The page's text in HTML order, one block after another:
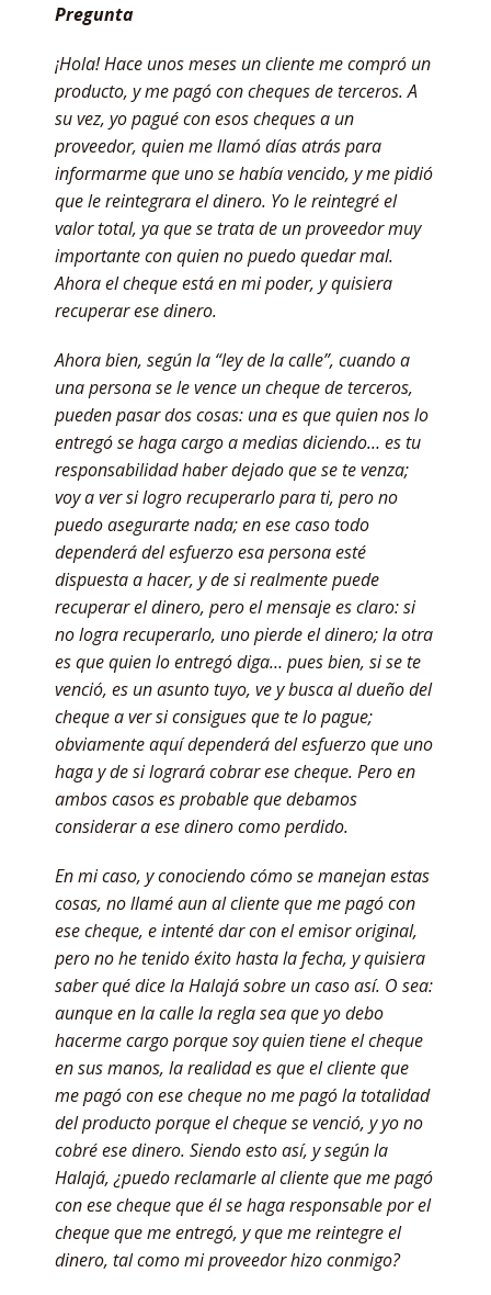
Pregunta
¡Hola! Hace unos meses un cliente me compró un
producto, y me pagó con cheques de terceros. A
su vez, yo pagué con esos cheques a un
proveedor, quien me llamó días atrás para
informarme que uno se había vencido, y me pidió
que le reintegrara el dinero. Yo le reintegré el
valor total, ya que se trata de un proveedor muy
importante con quien no puedo quedar mal.
Ahora el cheque está en mi poder, y quisiera
recuperar ese dinero.
Ahora bien, según la “ley de la calle”, cuando a
una persona se le vence un cheque de terceros,
pueden pasar dos cosas: una es que quien nos lo
entregó se haga cargo a medias diciendo… es tu
responsabilidad haber dejado que se te venza;
voy a ver si logro recuperarlo para ti, pero no
puedo asegurarte nada; en ese caso todo
dependerá del esfuerzo esa persona esté
dispuesta a hacer, y de si realmente puede
recuperar el dinero, pero el mensaje es claro: si
no logra recuperarlo, uno pierde el dinero; la otra
es que quien lo entregó diga… pues bien, si se te
venció, es un asunto tuyo, ve y busca al dueño del
cheque a ver si consigues que te lo pague;
obviamente aquí dependerá del esfuerzo que uno
haga y de si logrará cobrar ese cheque. Pero en
ambos casos es probable que debamos
considerar a ese dinero como perdido.
En mi caso, y conociendo cómo se manejan estas
cosas, no llamé aun al cliente que me pagó con
ese cheque, e intenté dar con el emisor original,
pero no he tenido éxito hasta la fecha, y quisiera
saber qué dice la Halajá sobre un caso así. O sea:
aunque en la calle la regla sea que yo debo
hacerme cargo porque soy quien tiene el cheque
en sus manos, la realidad es que el cliente que
me pagó con ese cheque no me pagó la totalidad
del producto porque el cheque se venció, y yo no
cobré ese dinero. Siendo esto así, y según la
Halajá, ¿puedo reclamarle al cliente que me pagó
con ese cheque que él se haga responsable por el
cheque que me entregó, y que me reintegre el
dinero, tal como mi proveedor hizo conmigo?